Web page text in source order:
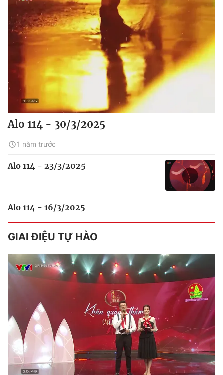
Alo 114 - 30/3/2025
1 năm trước
Alo 114 - 23/3/2025
Alo 114 - 16/3/2025
GIAI ĐIỆU TỰ HÀO